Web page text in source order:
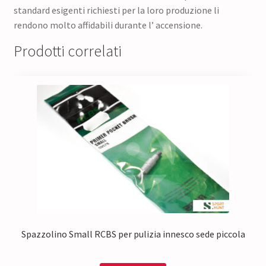
standard esigenti richiesti per la loro produzione li
rendono molto affidabili durante l’ accensione.
Prodotti correlati
Spazzolino Small RCBS per pulizia innesco sede piccola